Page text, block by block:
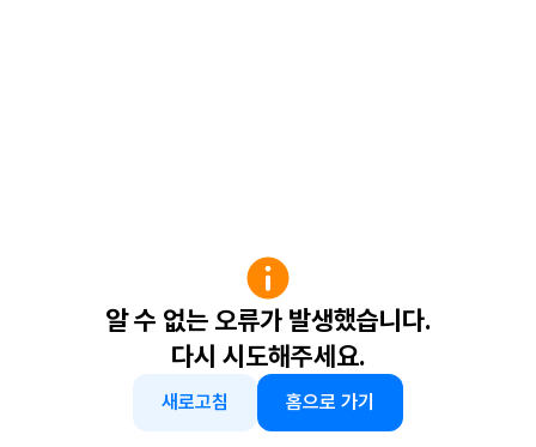
알 수 없는 오류가 발생했습니다.
다시 시도해주세요.
새로고침 홈으로 가기